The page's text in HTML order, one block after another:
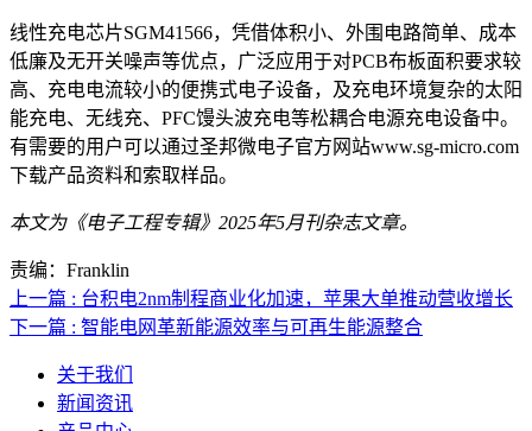
线性充电芯片SGM41566，凭借体积小、外围电路简单、成本
低廉及无开关噪声等优点，广泛应用于对PCB布板面积要求较
高、充电电流较小的便携式电子设备，及充电环境复杂的太阳
能充电、无线充、PFC馒头波充电等松耦合电源充电设备中。
有需要的用户可以通过圣邦微电子官方网站www.sg-micro.com
下载产品资料和索取样品。
本文为《电子工程专辑》2025年5月刊杂志文章。
责编：Franklin
上一篇 : 台积电2nm制程商业化加速，苹果大单推动营收增长
下一篇 : 智能电网革新能源效率与可再生能源整合
关于我们
新闻资讯